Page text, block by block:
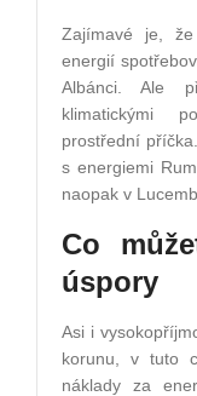
Zajímavé je,
energií
Albánci. Ale
klimatickými
prostřední
s energiemi
naopak v
Co
úspory
Asi i
korunu, v tuto
náklady za